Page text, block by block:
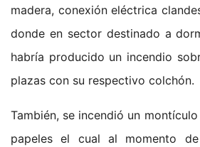
madera, conexión eléctrica
donde en sector destinado a
habría producido un incendio
plazas con su respectivo colchón.
También, se incendió un
papeles el cual al momento